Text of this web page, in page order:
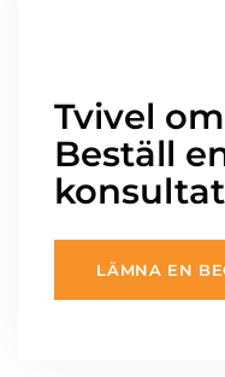
Tvivel
Beställ
LÄMNA EN